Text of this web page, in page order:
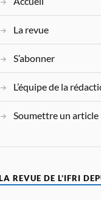
La revue
S’abonner
L’équipe de la
Soumettre un article
LA REVUE DE L’IFRI